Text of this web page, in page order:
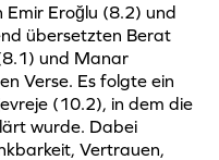
Eroğlu (8.2) und
übersetzten Berat
und Manar
Verse. Es folgte ein
(10.2), in dem die
wurde. Dabei
Vertrauen,